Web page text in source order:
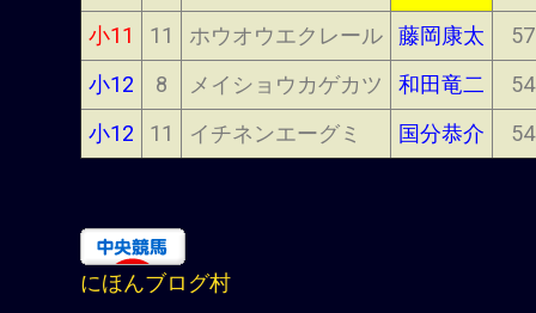
小11
11 ホウオウエクレール 藤岡康太
57
小12
8 メイショウカゲカツ 和田竜二
54
小12
11 イチネンエーグミ 国分恭介 54
にほんブログ村